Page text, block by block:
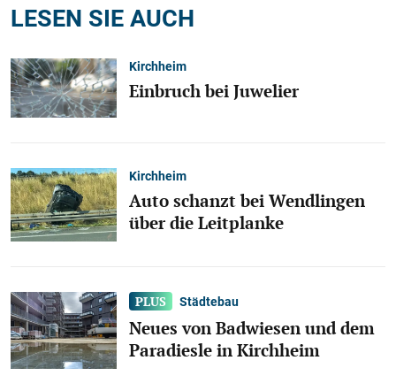
LESEN SIE AUCH
Kirchheim
Einbruch bei Juwelier
Kirchheim
Auto schanzt bei Wendlingen
über die Leitplanke
Städtebau
Neues von Badwiesen und dem
Paradiesle in Kirchheim